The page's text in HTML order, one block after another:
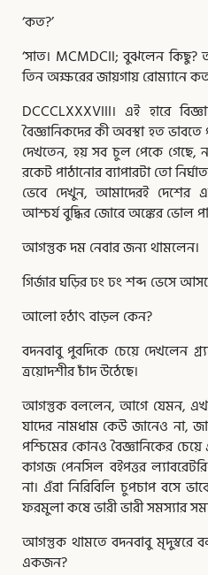
‘কত?’
‘সাত। MCMDCII; বুঝলেন
তিন অক্ষরের জায়গায় রোম্যানে
DCCCLXXXVIII। এই হারে
বৈজ্ঞানিকদের কী অবস্থা হত ভাবতে
দেখতেন, হয় সব চুল পেকে গেছে,
রকেট পাঠানোর ব্যাপারটা তো
ভেবে দেখুন, আমাদেরই
আশ্চর্য বুদ্ধির জোরে অঙ্কের ভোল
আগন্তুক দম নেবার জন্য থামলেন।
গির্জার ঘড়ির ঢং ঢং শব্দ ভেসে
আলো হঠাৎ বাড়ল কেন?
বদনবাবু পুবদিকে চেয়ে দেখলেন
ত্রয়োদশীর চাঁদ উঠেছে।
আগন্তুক বললেন, আগে যেমন,
যাদের নামধাম কেউ জানেও না,
পশ্চিমের কোনও বৈজ্ঞানিকের
কাগজ পেনসিল বইপত্তর
না। এঁরা নিরিবিলি চুপচাপ বসে
ফরমুলা কষে ভারী ভারী সমস্যার
আগন্তুক থামতে বদনবাবু মৃদুস্বরে
একজন?